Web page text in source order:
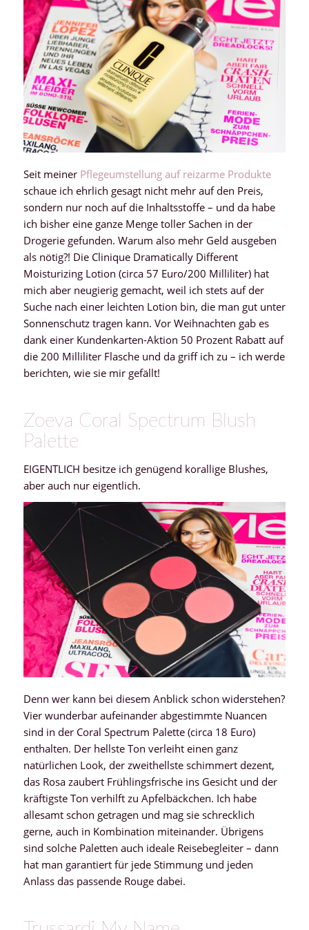
Seit meiner Pflegeumstellung auf reizarme Produkte
schaue ich ehrlich gesagt nicht mehr auf den Preis,
sondern nur noch auf die Inhaltsstoffe – und da habe
ich bisher eine ganze Menge toller Sachen in der
Drogerie gefunden. Warum also mehr Geld ausgeben
als nötig?! Die Clinique Dramatically Different
Moisturizing Lotion (circa 57 Euro/200 Milliliter) hat
mich aber neugierig gemacht, weil ich stets auf der
Suche nach einer leichten Lotion bin, die man gut unter
Sonnenschutz tragen kann. Vor Weihnachten gab es
dank einer Kundenkarten-Aktion 50 Prozent Rabatt auf
die 200 Milliliter Flasche und da griff ich zu – ich werde
berichten, wie sie mir gefällt!
Zoeva Coral Spectrum Blush
Palette
EIGENTLICH besitze ich genügend korallige Blushes,
aber auch nur eigentlich.
Denn wer kann bei diesem Anblick schon widerstehen?
Vier wunderbar aufeinander abgestimmte Nuancen
sind in der Coral Spectrum Palette (circa 18 Euro)
enthalten. Der hellste Ton verleiht einen ganz
natürlichen Look, der zweithellste schimmert dezent,
das Rosa zaubert Frühlingsfrische ins Gesicht und der
kräftigste Ton verhilft zu Apfelbäckchen. Ich habe
allesamt schon getragen und mag sie schrecklich
gerne, auch in Kombination miteinander. Übrigens
sind solche Paletten auch ideale Reisebegleiter – dann
hat man garantiert für jede Stimmung und jeden
Anlass das passende Rouge dabei.